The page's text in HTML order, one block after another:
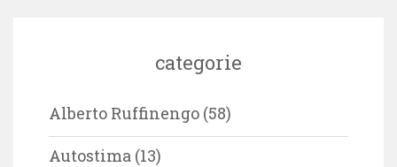
categorie
Alberto Ruffinengo (58)
Autostima (13)